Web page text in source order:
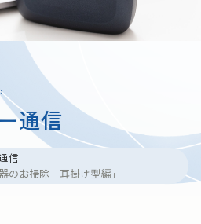
通信
信
のお掃除 耳掛け型編」